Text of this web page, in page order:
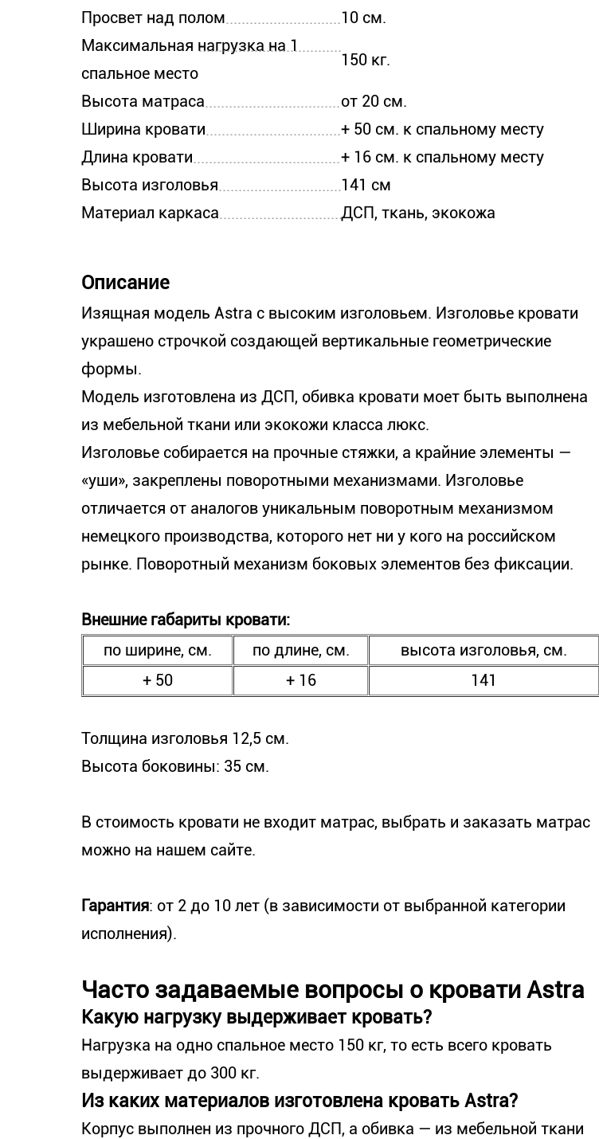
Просвет над полом
10 см.
Максимальная нагрузка на 1
спальное место
150 кг.
Высота матраса
от 20 см.
Ширина кровати
+ 50 см. к спальному месту
Длина кровати
+ 16 см. к спальному месту
Высота изголовья
141 см
Материал каркаса
ДСП, ткань, экокожа
Описание
Изящная модель Astra с высоким изголовьем. Изголовье кровати
украшено строчкой создающей вертикальные геометрические
формы.
Модель изготовлена из ДСП, обивка кровати моет быть выполнена
из мебельной ткани или экокожи класса люкс.
Изголовье собирается на прочные стяжки, а крайние элементы —
«уши», закреплены поворотными механизмами. Изголовье
отличается от аналогов уникальным поворотным механизмом
немецкого производства, которого нет ни у кого на российском
рынке. Поворотный механизм боковых элементов без фиксации.
Внешние габариты кровати:
по ширине, см.
по длине, см.
высота изголовья, см.
+ 50
+ 16 141
Толщина изголовья 12,5 см.
Высота боковины: 35 см.
В стоимость кровати не входит матрас, выбрать и заказать матрас
можно на нашем сайте.
Гарантия: от 2 до 10 лет (в зависимости от выбранной категории
исполнения).
Часто задаваемые вопросы о кровати Astra
Какую нагрузку выдерживает кровать?
Нагрузка на одно спальное место 150 кг, то есть всего кровать
выдерживает до 300 кг.
Из каких материалов изготовлена кровать Astra?
Корпус выполнен из прочного ДСП, а обивка — из мебельной ткани